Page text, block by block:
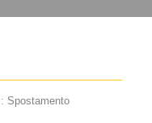
Spostamento